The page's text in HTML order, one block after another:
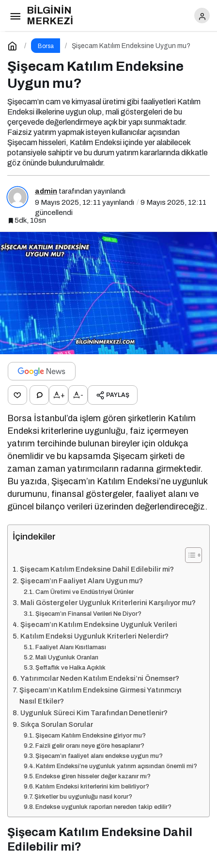
BİLGİNİN
MERKEZİ
Borsa Şişecam Katılım Endeksine Uygun mu?
Şişecam Katılım Endeksine
Uygun mu?
Şişecam’ın cam ve kimyasal üretimi gibi faaliyetleri Katılım
Endeksi ilkelerine uygun olup, mali göstergeleri de bu
çerçevede değerlendirmeye açık bir yapı sunmaktadır.
Faizsiz yatırım yapmak isteyen kullanıcılar açısından
Şişecam hisseleri, Katılım Endeksi içinde yer alabilecek
potansiyele sahiptir ve bu durum yatırım kararlarında dikkatle
göz önünde bulundurulmalıdır.
admin tarafından yayınlandı
9 Mayıs 2025, 12:11 yayınlandı
9 Mayıs 2025, 12:11
güncellendi
5dk, 10sn
+ - PAYLAŞ
Borsa İstanbul’da işlem gören şirketlerin Katılım
Endeksi kriterlerine uygunluğu, faiz içermeyen
yatırım tercihinde bulunan bireyler için oldukça
önemlidir ve bu kapsamda Şişecam şirketi de
zaman zaman yatırımcıların radarına girmektedir.
Bu yazıda, Şişecam’ın Katılım Endeksi’ne uygunluk
durumunu, finansal göstergeler, faaliyet alanı ve
güncel bilanço verileri üzerinden değerlendireceğiz.
İçindekiler
Şişecam Katılım Endeksine Dahil Edilebilir mi?
Şişecam’ın Faaliyet Alanı Uygun mu?
Cam Üretimi ve Endüstriyel Ürünler
Mali Göstergeler Uygunluk Kriterlerini Karşılıyor mu?
Şişecam’ın Finansal Verileri Ne Diyor?
Şişecam’ın Katılım Endeksine Uygunluk Verileri
Katılım Endeksi Uygunluk Kriterleri Nelerdir?
Faaliyet Alanı Kısıtlaması
Mali Uygunluk Oranları
Şeffaflık ve Halka Açıklık
Yatırımcılar Neden Katılım Endeksi’ni Önemser?
Şişecam’ın Katılım Endeksine Girmesi Yatırımcıyı
Nasıl Etkiler?
Uygunluk Süreci Kim Tarafından Denetlenir?
Sıkça Sorulan Sorular
Şişecam Katılım Endeksine giriyor mu?
Faizli gelir oranı neye göre hesaplanır?
Şişecam’ın faaliyet alanı endekse uygun mu?
Katılım Endeksi’ne uygunluk yatırım açısından önemli mi?
Endekse giren hisseler değer kazanır mı?
Katılım Endeksi kriterlerini kim belirliyor?
Şirketler bu uygunluğu nasıl korur?
Endekse uygunluk raporları nereden takip edilir?
Şişecam Katılım Endeksine Dahil
Edilebilir mi?
Şişecam Katılım Endeksine Uygun mu?
Yorum Yap